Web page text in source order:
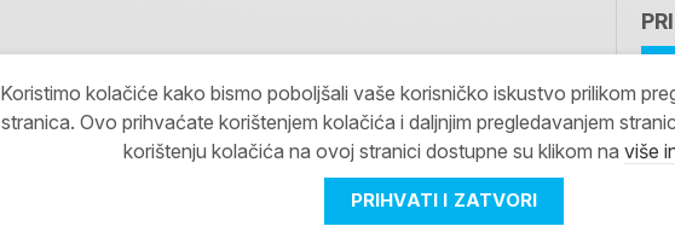
Koristimo kolačiće kako bismo poboljšali vaše korisničko iskustvo prilikom
stranica. Ovo prihvaćate korištenjem kolačića i daljnjim pregledavanjem
korištenju kolačića na ovoj stranici dostupne su klikom na više
PRIHVATI I ZATVORI